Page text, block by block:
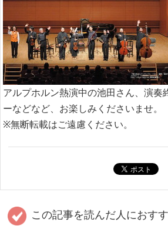
アルプホルン熱演中の池田さん、演奏
ーなどなど、お楽しみくださいませ。
※無断転載はご遠慮ください。
この記事を読んだ人におす